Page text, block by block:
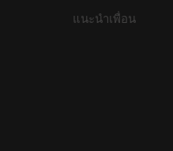
แนะนำเพื่อน